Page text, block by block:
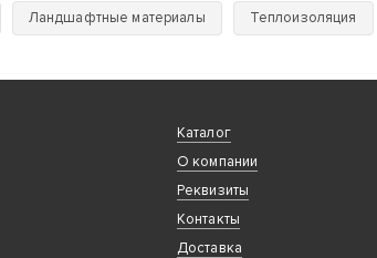
Ландшафтные материалы Теплоизоляция
«АРТЭКО»
Каталог
О компании
Реквизиты
Контакты
Доставка